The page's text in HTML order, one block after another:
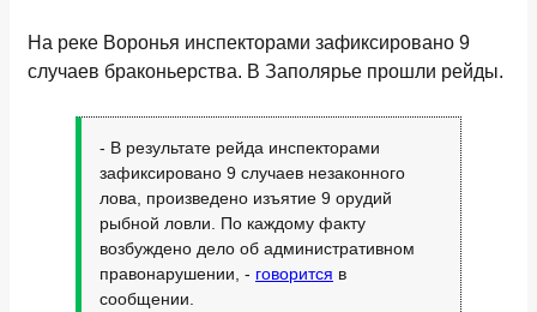
На реке Воронья инспекторами зафиксировано 9
случаев браконьерства. В Заполярье прошли рейды.
- В результате рейда инспекторами
зафиксировано 9 случаев незаконного
лова, произведено изъятие 9 орудий
рыбной ловли. По каждому факту
возбуждено дело об административном
правонарушении, - говорится в
сообщении.